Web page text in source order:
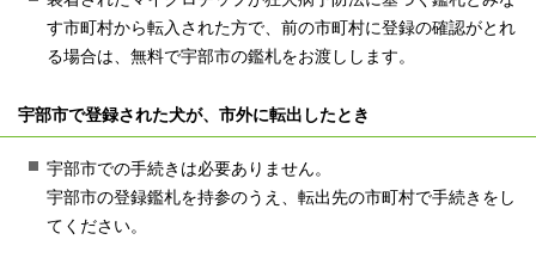
す市町村から転入された方で、前の市町村に登録の確認がとれ
る場合は、無料で宇部市の鑑札をお渡しします。
宇部市で登録された犬が、市外に転出したとき
宇部市での手続きは必要ありません。
宇部市の登録鑑札を持参のうえ、転出先の市町村で手続きをし
てください。